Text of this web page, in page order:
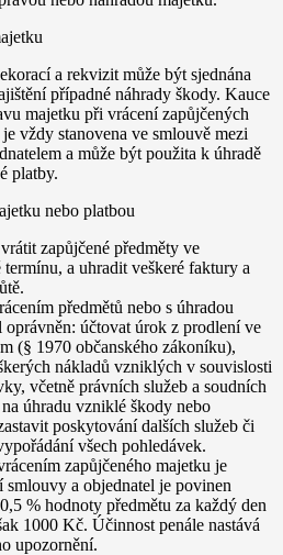
a rekvizit může být sjednána
případné náhrady škody. Kauce
majetku při vrácení zapůjčených
vždy stanovena ve smlouvě mezi
a může být použita k úhradě
platby.
nebo platbou
zapůjčené předměty ve
a uhradit veškeré faktury a
předmětů nebo s úhradou
účtovat úrok z prodlení ve
(§ 1970 občanského zákoníku),
nákladů vzniklých v souvislosti
včetně právních služeb a soudních
úhradu vzniklé škody nebo
poskytování dalších služeb či
všech pohledávek.
zapůjčeného majetku je
smlouvy a objednatel je povinen
% hodnoty předmětu za každý den
1000 Kč. Účinnost penále nastává
upozornění.